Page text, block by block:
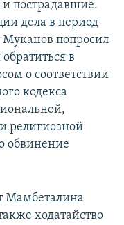
и пострадавшие.
дела в период
Муканов попросил
в
о соответствии
кодекса
религиозной
обвинение
Мамбеталина
ходатайство